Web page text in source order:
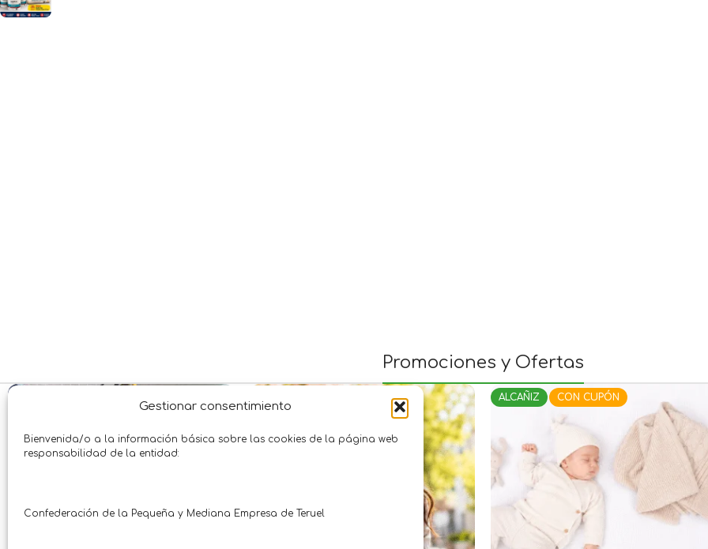
Gestionar consentimiento
Bienvenida/o a la información básica sobre las cookies de la página web
responsabilidad de la entidad:
Confederación de la Pequeña y Mediana Empresa de Teruel
Promociones y Ofertas
ALCAÑIZ CON CUPÓN